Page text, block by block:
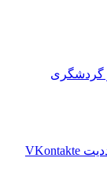
گردشگری
‫VKontakte